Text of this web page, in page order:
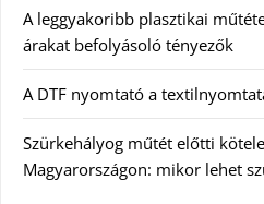
A leggyakoribb plasztikai
árakat befolyásoló tényezők
A DTF nyomtató a
Szürkehályog műtét előtti
Magyarországon: mikor lehet